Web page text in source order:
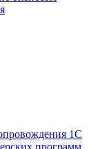
1С
программ